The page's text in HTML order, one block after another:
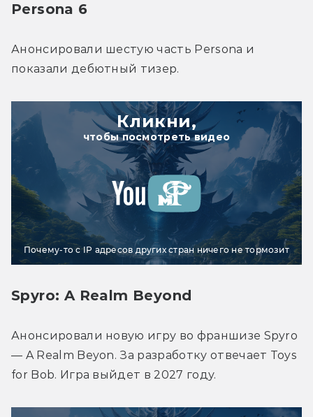
Persona 6
Анонсировали шестую часть Persona и
показали дебютный тизер.
Кликни,
чтобы посмотреть видео
Почему-то с IP адресов других стран ничего не тормозит
Spyro: A Realm Beyond
Анонсировали новую игру во франшизе Spyro
— A Realm Beyon. За разработку отвечает Toys
for Bob. Игра выйдет в 2027 году.